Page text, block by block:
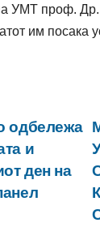
УМТ проф.
им посака
одбележа
и
ден на